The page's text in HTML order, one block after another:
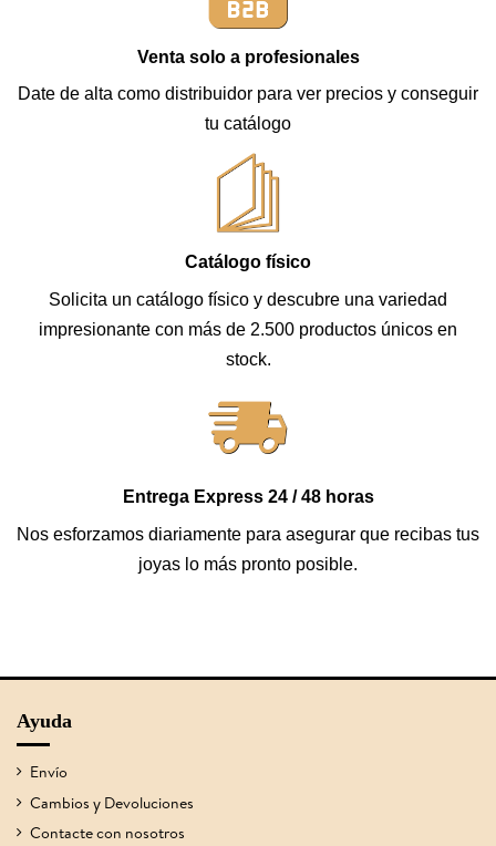
Venta solo a profesionales
Date de alta como distribuidor para ver precios y conseguir
tu catálogo
Catálogo físico
Solicita un catálogo físico y descubre una variedad
impresionante con más de 2.500 productos únicos en
stock.
Entrega Express 24 / 48 horas
Nos esforzamos diariamente para asegurar que recibas tus
joyas lo más pronto posible.
Ayuda
Envío
Cambios y Devoluciones
Contacte con nosotros